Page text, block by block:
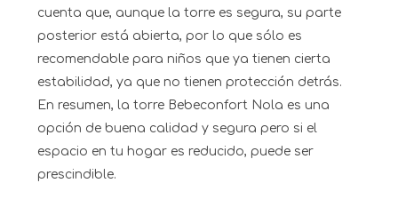
cuenta que, aunque la torre es segura, su parte
posterior está abierta, por lo que sólo es
recomendable para niños que ya tienen cierta
estabilidad, ya que no tienen protección detrás.
En resumen, la torre Bebeconfort Nola es una
opción de buena calidad y segura pero si el
espacio en tu hogar es reducido, puede ser
prescindible.